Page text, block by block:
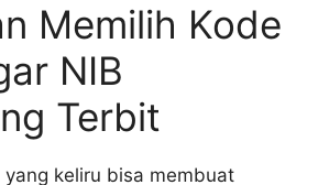
Memilih Kode
NIB
Terbit
yang keliru bisa membuat